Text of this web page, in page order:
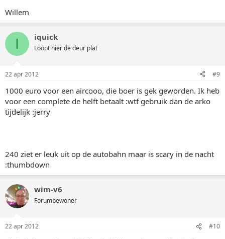
Willem
I iquick
Loopt hier de deur plat
22 apr 2012 #9
1000 euro voor een aircooo, die boer is gek geworden. Ik heb
voor een complete de helft betaalt :wtf gebruik dan de arko
tijdelijk :jerry
240 ziet er leuk uit op de autobahn maar is scary in de nacht
:thumbdown
wim-v6
Forumbewoner
22 apr 2012 #10